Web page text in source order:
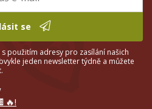
se
použitím adresy pro zasílání našich
jeden newsletter týdně a můžete